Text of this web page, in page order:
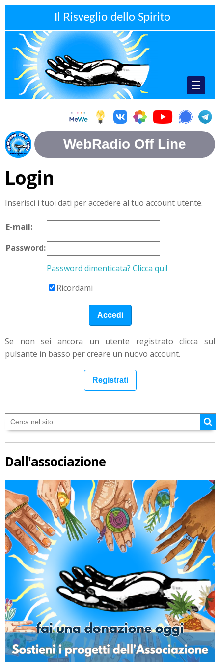
Il Risveglio dello Spirito
Login
Inserisci i tuoi dati per accedere al tuo account utente.
E-mail:
Password:
Password dimenticata? Clicca qui!
Ricordami
Se non sei ancora un utente registrato clicca sul
pulsante in basso per creare un nuovo account.
Registrati
Dall'associazione